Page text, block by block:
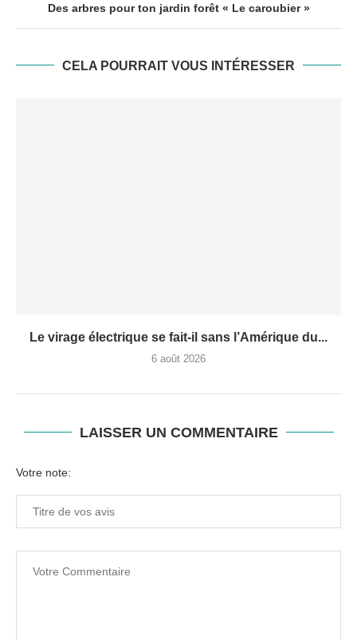
Des arbres pour ton jardin forêt « Le caroubier »
CELA POURRAIT VOUS INTÉRESSER
Le virage électrique se fait-il sans l’Amérique du...
6 août 2026
LAISSER UN COMMENTAIRE
Votre note: